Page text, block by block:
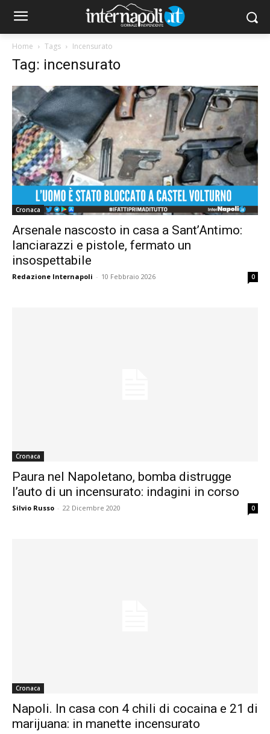
Home Tags Incensurato
Tag: incensurato
Cronaca
Arsenale nascosto in casa a Sant’Antimo:
lanciarazzi e pistole, fermato un
insospettabile
Redazione Internapoli - 10 Febbraio 2026 0
Cronaca
Paura nel Napoletano, bomba distrugge
l’auto di un incensurato: indagini in corso
Silvio Russo - 22 Dicembre 2020 0
Cronaca
Napoli. In casa con 4 chili di cocaina e 21 di
marijuana: in manette incensurato